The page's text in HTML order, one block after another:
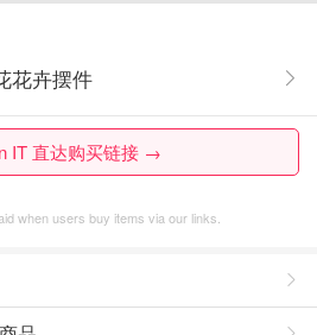
花卉摆件
IT 直达购买链接 →
when users buy items via our links.